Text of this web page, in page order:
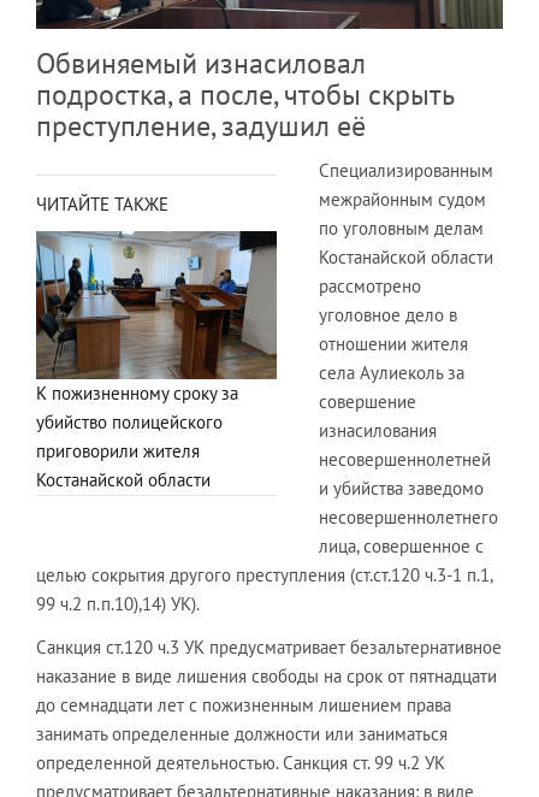
Обвиняемый изнасиловал
подростка, а после, чтобы скрыть
преступление, задушил её
ЧИТАЙТЕ ТАКЖЕ
К пожизненному сроку за
убийство полицейского
приговорили жителя
Костанайской области
Специализированным
межрайонным судом
по уголовным делам
Костанайской области
рассмотрено
уголовное дело в
отношении жителя
села Аулиеколь за
совершение
изнасилования
несовершеннолетней
и убийства заведомо
несовершеннолетнего
лица, совершенное с
целью сокрытия другого преступления (ст.ст.120 ч.3-1 п.1,
99 ч.2 п.п.10),14) УК).
Санкция ст.120 ч.3 УК предусматривает безальтернативное
наказание в виде лишения свободы на срок от пятнадцати
до семнадцати лет с пожизненным лишением права
занимать определенные должности или заниматься
определенной деятельностью. Санкция ст. 99 ч.2 УК
предусматривает безальтернативные наказания: в виде